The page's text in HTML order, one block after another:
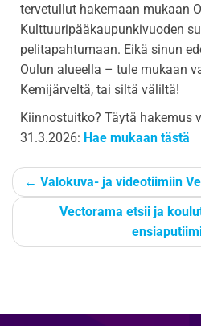
tervetullut hakemaan mukaan
Kulttuuripääkaupunkivuoden
pelitapahtumaan. Eikä sinun
Oulun alueella – tule mukaan
Kemijärveltä, tai siltä väliltä!
Kiinnostuitko? Täytä hakemus
31.3.2026: Hae mukaan tästä
← Valokuva- ja videotiimiin
Vectorama etsii ja